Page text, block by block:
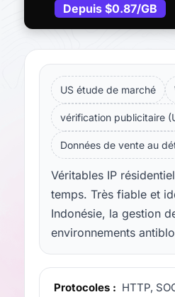
Depuis $0.87/GB
US étude de marché
vérification publicitaire
Données de vente au
Véritables IP
temps. Très fiable et
Indonésie, la gestion
environnements
Protocoles : HTTP,